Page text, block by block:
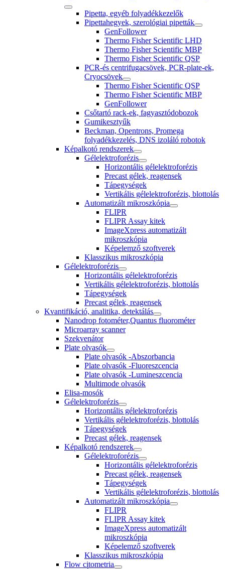
Pipetta, egyéb folyadékkezelők
Pipettahegyek, szerológiai pipetták
GenFollower
Thermo Fisher Scientific LHD
Thermo Fisher Scientific MBP
Thermo Fisher Scientific QSP
PCR-és centrifugacsövek, PCR-plate-ek,
Cryocsövek
Thermo Fisher Scientific QSP
Thermo Fisher Scientific MBP
GenFollower
Csőtartó rack-ek, fagyasztódobozok
Gumikesztyűk
Beckman, Opentrons, Promega
folyadékkezelés, DNS izoláló robotok
Képalkotó rendszerek
Gélelektroforézis
Horizontális gélelektroforézis
Precast gélek, reagensek
Tápegységek
Vertikális gélelektroforézis, blottolás
Automatizált mikroszkópia
FLIPR
FLIPR Assay kitek
ImageXpress automatizált
mikroszkópia
Képelemző szoftverek
Klasszikus mikroszkópia
Gélelektroforézis
Horizontális gélelektroforézis
Vertikális gélelektroforézis, blottolás
Tápegységek
Precast gélek, reagensek
Kvantifikáció, analitika, detektálás
Nanodrop fotométer,Quantus fluorométer
Microarray scanner
Szekvenátor
Plate olvasók
Plate olvasók -Abszorbancia
Plate olvasók -Fluoreszcencia
Plate olvasók -Lumineszcencia
Multimode olvasók
Elisa-mosók
Gélelektroforézis
Horizontális gélelektroforézis
Vertikális gélelektroforézis, blottolás
Tápegységek
Precast gélek, reagensek
Képalkotó rendszerek
Gélelektroforézis
Horizontális gélelektroforézis
Precast gélek, reagensek
Tápegységek
Vertikális gélelektroforézis, blottolás
Automatizált mikroszkópia
FLIPR
FLIPR Assay kitek
ImageXpress automatizált
mikroszkópia
Képelemző szoftverek
Klasszikus mikroszkópia
Flow citometria